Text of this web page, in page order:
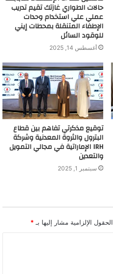
حالات الطواري غازتك تقيم تدريب
عملي علي استخدام وحدات
الإطفاء المتنقلة بمحطات إيني
للوقود السائل
أغسطس 14, 2025
توقيع مذكرتي تفاهم بين قطاع
البترول والثروة المعدنية وشركة
IRH الإماراتية في مجالي التمويل
والتعدين
سبتمبر 1, 2025
الحقول الإلزامية مشار إليها بـ *